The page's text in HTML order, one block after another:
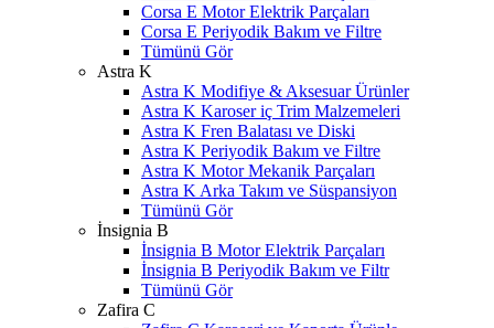
Corsa E Motor Elektrik Parçaları
Corsa E Periyodik Bakım ve Filtre
Tümünü Gör
Astra K
Astra K Modifiye & Aksesuar Ürünler
Astra K Karoser iç Trim Malzemeleri
Astra K Fren Balatası ve Diski
Astra K Periyodik Bakım ve Filtre
Astra K Motor Mekanik Parçaları
Astra K Arka Takım ve Süspansiyon
Tümünü Gör
İnsignia B
İnsignia B Motor Elektrik Parçaları
İnsignia B Periyodik Bakım ve Filtr
Tümünü Gör
Zafira C